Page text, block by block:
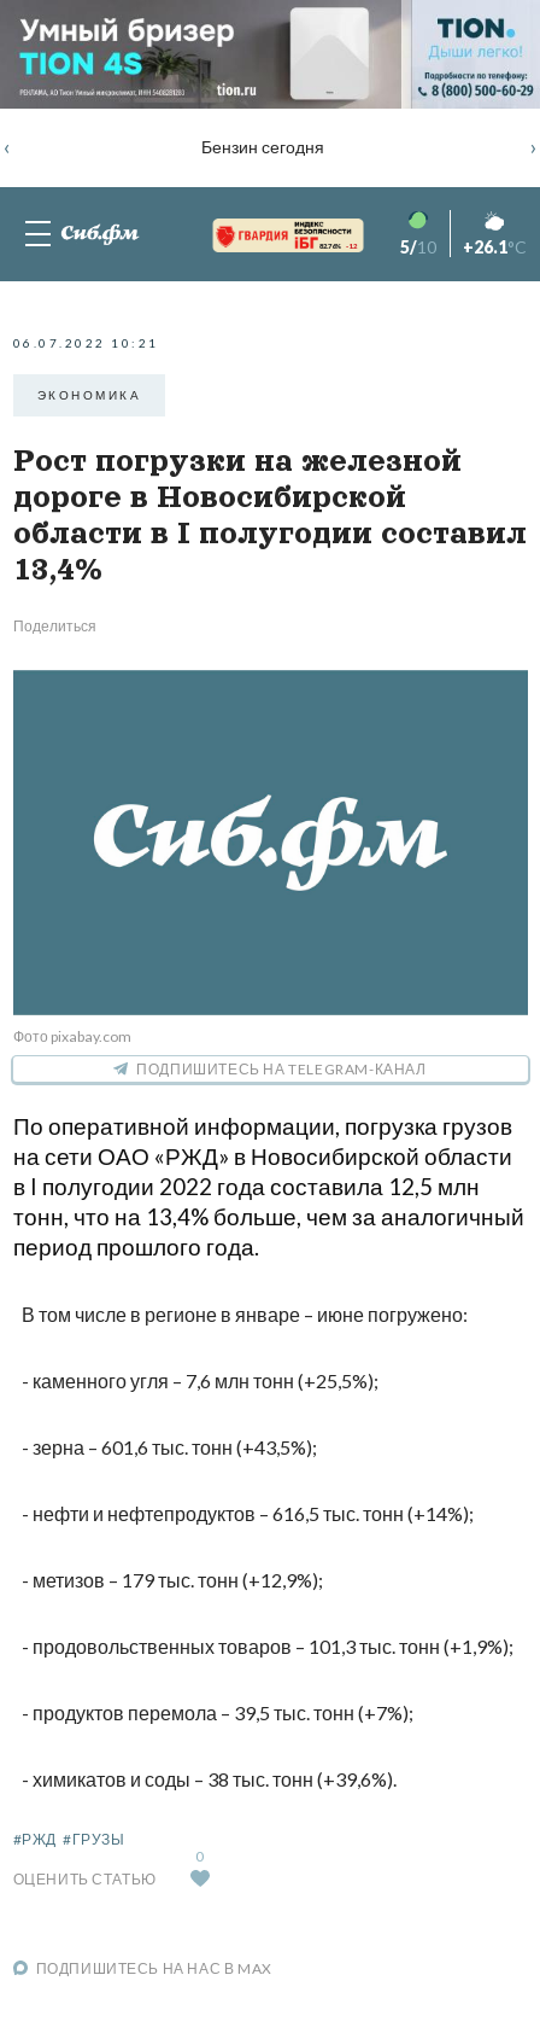
Бензин сегодня
‹ ›
82.76% -1.2 5/10 +26.1°C
06.07.2022 10:21
ЭКОНОМИКА
Рост погрузки на железной
дороге в Новосибирской
области в I полугодии составил
13,4%
Поделиться
Фото pixabay.com
ПОДПИШИТЕСЬ НА TELEGRAM-КАНАЛ
По оперативной информации, погрузка грузов
на сети ОАО «РЖД» в Новосибирской области
в I полугодии 2022 года составила 12,5 млн
тонн, что на 13,4% больше, чем за аналогичный
период прошлого года.
В том числе в регионе в январе – июне погружено:
- каменного угля – 7,6 млн тонн (+25,5%);
- зерна – 601,6 тыс. тонн (+43,5%);
- нефти и нефтепродуктов – 616,5 тыс. тонн (+14%);
- метизов – 179 тыс. тонн (+12,9%);
- продовольственных товаров – 101,3 тыс. тонн (+1,9%);
- продуктов перемола – 39,5 тыс. тонн (+7%);
- химикатов и соды – 38 тыс. тонн (+39,6%).
#РЖД #ГРУЗЫ
ОЦЕНИТЬ СТАТЬЮ
0
ПОДПИШИТЕСЬ НА НАС В MAX